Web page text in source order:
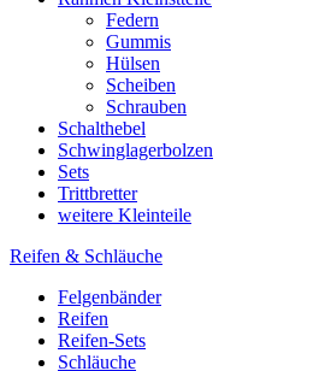
Federn
Gummis
Hülsen
Scheiben
Schrauben
Schalthebel
Schwinglagerbolzen
Sets
Trittbretter
weitere Kleinteile
Reifen & Schläuche
Felgenbänder
Reifen
Reifen-Sets
Schläuche